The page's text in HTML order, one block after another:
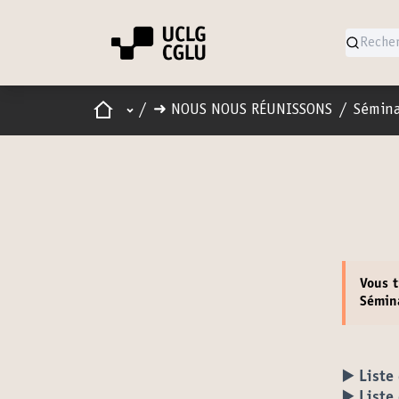
AccueilMenu principal
/ ➜ NOUS NOUS RÉUNISSONS /
Vous
▶️ Liste